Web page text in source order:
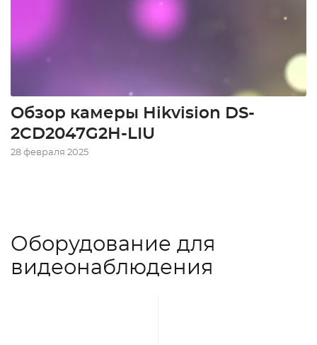
Обзор камеры Hikvision DS-
2CD2047G2H-LIU
28 февраля 2025
Оборудование для
видеонаблюдения